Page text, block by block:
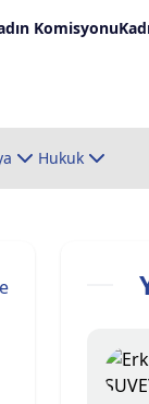
Komisyonu
Hukuk